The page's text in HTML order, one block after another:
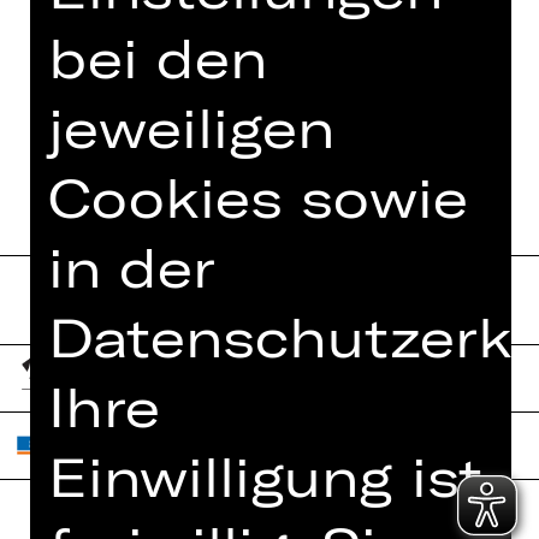
DIE SCHWEIGSAME FRAU
WERTHER
bei den
jeweiligen
Cookies sowie
in der
Ihre
Einwilligung ist